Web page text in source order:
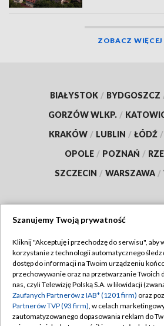
ZOBACZ WIĘCEJ
BIAŁYSTOK / BYDGOSZCZ
GORZÓW WLKP. /
KRAKÓW / LUBLIN / ŁÓDŹ /
OPOLE / POZNAŃ /
SZCZECIN / WARSZAWA /
TVP
Abonament TVP
Emisja w TVP
Centrum informacji TVP
Regulamin
Polityka
Moje zgody
Szanujemy Twoją prywatność
Kliknij "Akceptuję i przechodzę do serwisu", aby
korzystanie z technologii automatycznego
dostęp do informacji na Twoim urządzeniu
przechowywanie oraz na przetwarzanie Twoich
nas, czyli Telewizję Polską S.A. w likwidacji
Zaufanych Partnerów z IAB* (1201 firm) oraz
Partnerów TVP (93 firm), w celach
zautomatyzowanego dopasowania reklam do